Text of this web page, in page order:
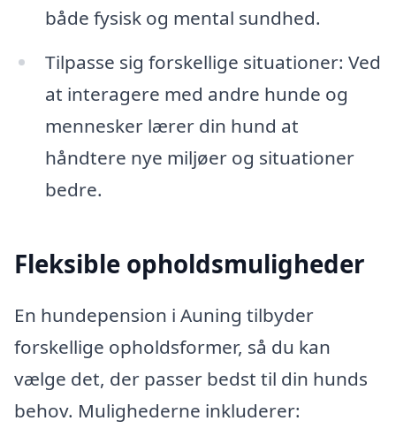
både fysisk og mental sundhed.
Tilpasse sig forskellige situationer: Ved
at interagere med andre hunde og
mennesker lærer din hund at
håndtere nye miljøer og situationer
bedre.
Fleksible opholdsmuligheder
En hundepension i Auning tilbyder
forskellige opholdsformer, så du kan
vælge det, der passer bedst til din hunds
behov. Mulighederne inkluderer: